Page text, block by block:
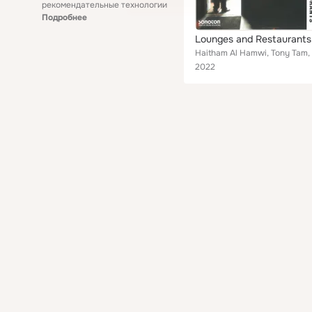
рекомендательные технологии
Подробнее
Lounges and Restaurants
2022